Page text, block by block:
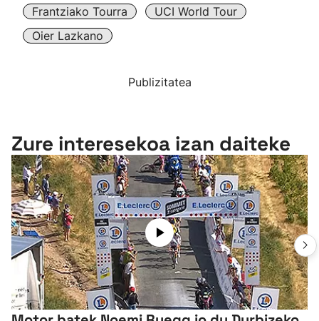
Frantziako Tourra
UCI World Tour
Oier Lazkano
Publizitatea
Zure interesekoa izan daiteke